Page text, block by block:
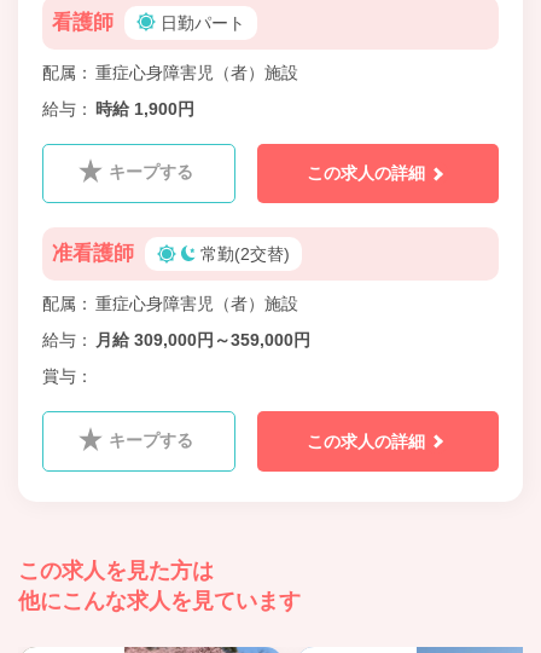
看護師 日勤パート
配属
重症心身障害児（者）施設
給与
時給 1,900円
キープする この求人の詳細
准看護師 常勤(2交替)
配属
重症心身障害児（者）施設
給与
月給 309,000円～359,000円
賞与
キープする この求人の詳細
この求人を見た方は
他にこんな求人を見ています